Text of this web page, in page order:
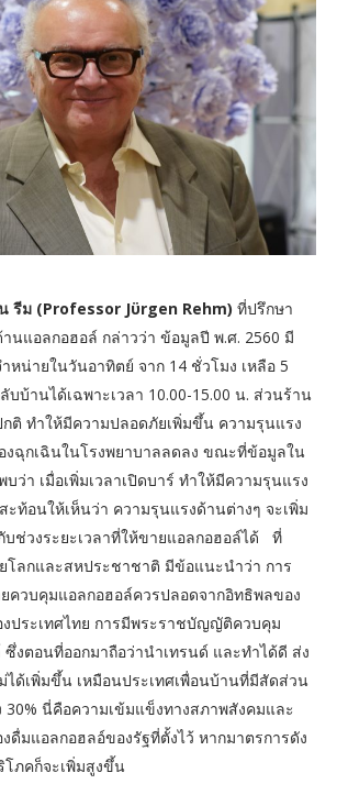
น รีม (Professor Jϋrgen Rehm) ที่ปรึกษา
นแอลกอฮอล์ กล่าวว่า ข้อมูลปี พ.ศ. 2560 มี
หน่ายในวันอาทิตย์ จาก 14 ชั่วโมง เหลือ 5
บบ้านได้เฉพาะเวลา 10.00-15.00 น. ส่วนร้าน
ติ ทำให้มีความปลอดภัยเพิ่มขึ้น ความรุนแรง
งฉุกเฉินในโรงพยาบาลลดลง ขณะที่ข้อมูลใน
บว่า เมื่อเพิ่มเวลาเปิดบาร์ ทำให้มีความรุนแรง
ะท้อนให้เห็นว่า ความรุนแรงด้านต่างๆ จะเพิ่ม
ช่วงระยะเวลาที่ให้ขายแอลกอฮอล์ได้ ที่
โลกและสหประชาชาติ มีข้อแนะนำว่า การ
ควบคุมแอลกอฮอล์ควรปลอดจากอิทธิพลของ
ประเทศไทย การมีพระราชบัญญัติควบคุม
ซึ่งตอนที่ออกมาถือว่านำเทรนด์ และทำได้ดี ส่ง
ด้เพิ่มขึ้น เหมือนประเทศเพื่อนบ้านที่มีสัดส่วน
30% นี่คือความเข้มแข็งทางสภาพสังคมและ
ดื่มแอลกอฮลอ์ของรัฐที่ตั้งไว้ หากมาตรการดัง
โภคก็จะเพิ่มสูงขึ้น